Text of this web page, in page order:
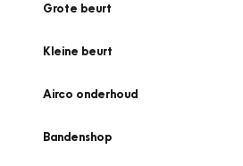
Grote beurt
Kleine beurt
Airco onderhoud
Bandenshop